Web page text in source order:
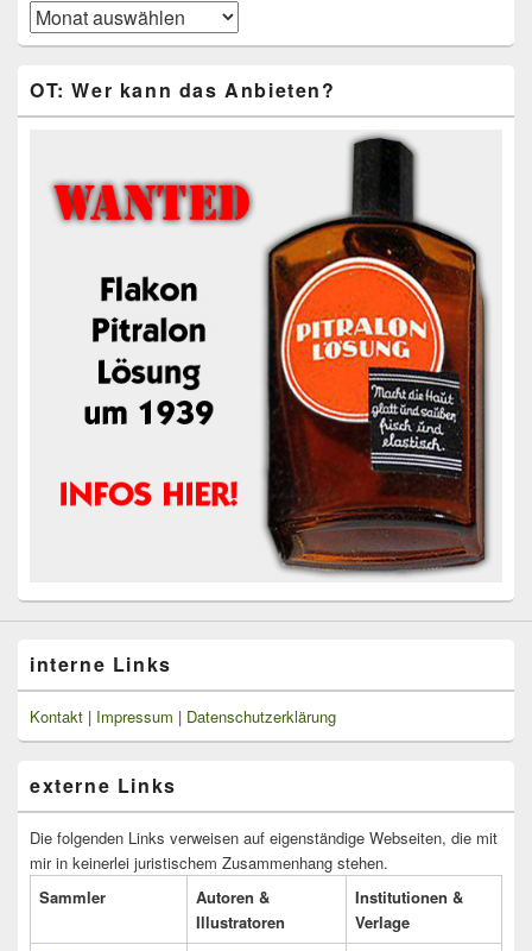
Blog-
Beiträge
OT: Wer kann das Anbieten?
interne Links
Kontakt | Impressum | Datenschutzerklärung
externe Links
Die folgenden Links verweisen auf eigenständige Webseiten, die mit
mir in keinerlei juristischem Zusammenhang stehen.
Sammler
Autoren &
Illustratoren
Institutionen &
Verlage